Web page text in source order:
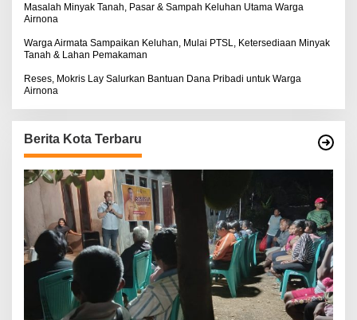
Masalah Minyak Tanah, Pasar & Sampah Keluhan Utama Warga
Airnona
Warga Airmata Sampaikan Keluhan, Mulai PTSL, Ketersediaan Minyak
Tanah & Lahan Pemakaman
Reses, Mokris Lay Salurkan Bantuan Dana Pribadi untuk Warga
Airnona
Berita Kota Terbaru